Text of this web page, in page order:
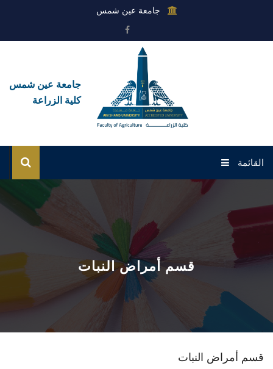
جامعة عين شمس
جامعة عين شمس
كلية الزراعة
القائمة
عن الكلية
القطاعات
المراكز والوحدات
قسم أمراض النبات
قسم أمراض النبات